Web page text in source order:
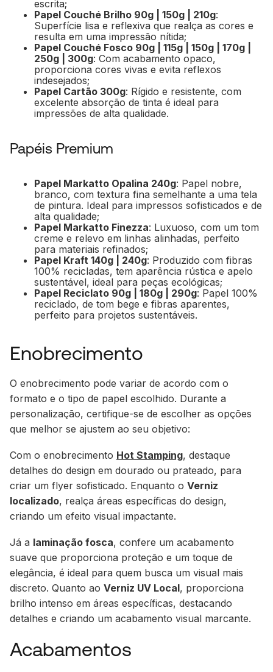
escrita;
Papel Couché Brilho 90g | 150g | 210g:
Superfície lisa e reflexiva que realça as cores e
resulta em uma impressão nítida;
Papel Couché Fosco 90g | 115g | 150g | 170g |
250g | 300g: Com acabamento opaco,
proporciona cores vivas e evita reflexos
indesejados;
Papel Cartão 300g: Rígido e resistente, com
excelente absorção de tinta é ideal para
impressões de alta qualidade.
Papéis Premium
Papel Markatto Opalina 240g: Papel nobre,
branco, com textura fina semelhante a uma tela
de pintura. Ideal para impressos sofisticados e de
alta qualidade;
Papel Markatto Finezza: Luxuoso, com um tom
creme e relevo em linhas alinhadas, perfeito
para materiais refinados;
Papel Kraft 140g | 240g: Produzido com fibras
100% recicladas, tem aparência rústica e apelo
sustentável, ideal para peças ecológicas;
Papel Reciclato 90g | 180g | 290g: Papel 100%
reciclado, de tom bege e fibras aparentes,
perfeito para projetos sustentáveis.
Enobrecimento
O enobrecimento pode variar de acordo com o
formato e o tipo de papel escolhido. Durante a
personalização, certifique-se de escolher as opções
que melhor se ajustem ao seu objetivo:
Com o enobrecimento Hot Stamping, destaque
detalhes do design em dourado ou prateado, para
criar um flyer sofisticado. Enquanto o Verniz
localizado, realça áreas específicas do design,
criando um efeito visual impactante.
Já a laminação fosca, confere um acabamento
suave que proporciona proteção e um toque de
elegância, é ideal para quem busca um visual mais
discreto. Quanto ao Verniz UV Local, proporciona
brilho intenso em áreas específicas, destacando
detalhes e criando um acabamento visual marcante.
Acabamentos